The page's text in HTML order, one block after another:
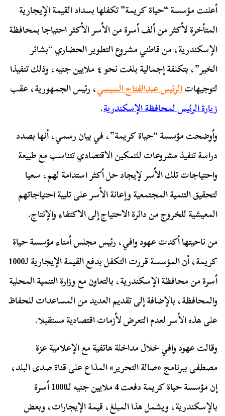
أعلنت مؤسسة “حياة كريمة” تكفلها بسداد القيمة الإيجارية
المتأخرة لأكثر من ألف أسرة من الأسر الأكثر احتياجا بمحافظة
الإسكندرية، من قاطني مشروع التطوير الحضاري “بشائر
الخير”، بتكلفة إجمالية بلغت نحو ٤ ملايين جنيه، وذلك تنفيذا
لتوجيهاتالرئيس عبدالفتاح السيسي، رئيس الجمهورية، عقب
زيارة الرئيس لمحافظة الإسكندرية.
وأوضحت مؤسسة “حياة كريمة”، في بيان رسمي، أنها بصدد
دراسة تنفيذ مشروعات للتمكين الاقتصادي تتناسب مع طبيعة
واحتياجات تلك الأسر لإيجاد حل أكثر استدامة لهم، سعيا
لتحقيق التنمية المجتمعية وإعانة الأسر على تلبية احتياجاتهم
المعيشية للخروج من دائرة الاحتياج إلى الاكتفاء والإنتاج.
من ناحيتها أكدت عهود وافي، رئيس مجلس أمناء مؤسسة حياة
كريمة، أن المؤسسة قررت التكفل بدفع القيمة الإيجارية لـ1000
أسرة من محافظة الإسكندرية، بالتعاون مع وزارة التنمية المحلية
والمحافظة، بالإضافة إلى تقديم العديد من المساعدات للحفاظ
على هذه الأسر لعدم التعرض لأزمات اقتصادية مستقبلا.
وقالت عهود وافي خلال مداخلة هاتفية مع الإعلامية عزة
مصطفى ببرنامج «صالة التحرير» المذاع على قناة صدى البلد،
إن مؤسسة حياة كريمة دفعت 4 ملايين جنيه لـ1000 أسرة
بالإسكندرية، ويشمل هذا المبلغ، قيمة الإيجارات، وبعض